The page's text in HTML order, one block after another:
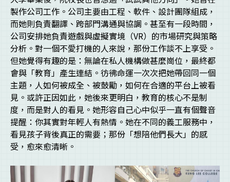
製作公司工作。公司主要由工程、軟件、設計團隊組成，
而她則負責翻譯、跨部門溝通與協調。甚至有一段時間，
公司安排她負責遊戲與虛擬實境（VR）的市場研究與策略
分析。對一個不愛打機的人來說，那份工作談不上享受。
但她覺得有趣的是：無論在私人機構做甚麼崗位，最終都
會與「教育」產生連結。彷彿命運一次次把她帶回同一個
主題，人如何被成全、被鼓勵，如何在合適的平台上被看
見。或許正因如此，她後來更明白，教育的核心不是制
度，而是對人的看見。她形容自己心中似乎一直有個聲音
提醒：你其實對年輕人有熱情。她在不同的義工服務中，
看見孩子背後真正的需要；那份「想陪他們長大」的感
受，愈來愈清晰。